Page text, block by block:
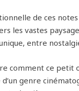
de ces
les vastes
entre
comment ce petit
d’un genre